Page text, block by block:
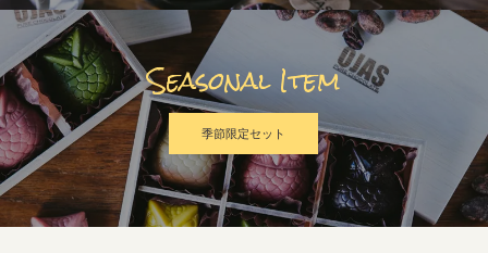
Seasonal Item
季節限定セット